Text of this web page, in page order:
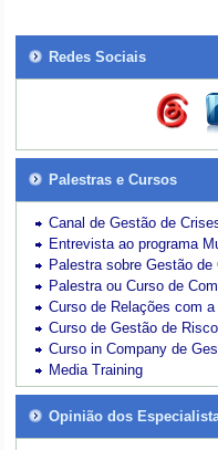
Redes Sociais
Palestras e Cursos
Canal de Gestão de
Entrevista ao programa
Palestra sobre Gestão de
Palestra ou Curso de
Curso de Relações com
Curso de Gestão de
Curso in Company de
Media Training
Opinião dos